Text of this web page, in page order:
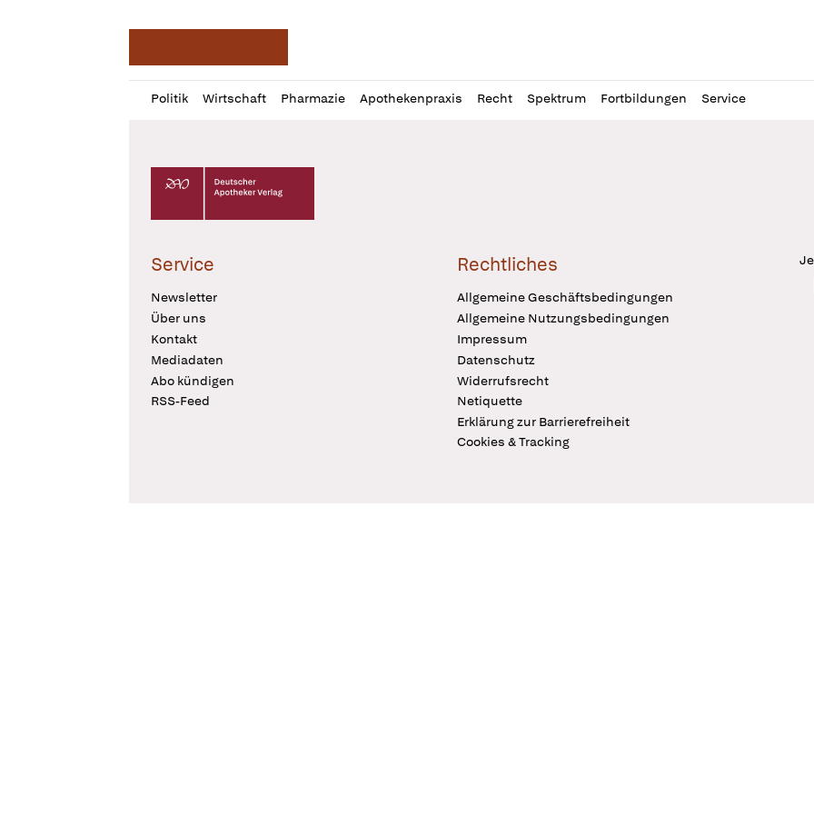
Politik Wirtschaft Pharmazie Apothekenpraxis Recht Spektrum Fortbildungen Service
Profil
öffnen
Daz
Pur
Deutscher Apotheker Verlag Logo
Service
Newsletter
Über uns
Kontakt
Mediadaten
Abo kündigen
RSS-Feed
Rechtliches
Allgemeine Geschäftsbedingungen
Allgemeine Nutzungsbedingungen
Impressum
Datenschutz
Widerrufsrecht
Netiquette
Erklärung zur Barrierefreiheit
Cookies & Tracking